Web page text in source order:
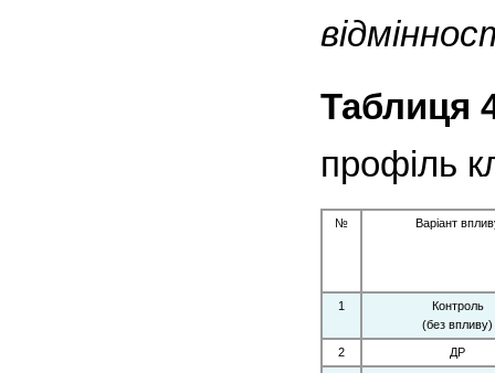
Таблиця
профіль
№ Варіант
1
Контроль
(без впливу)
2 ДР